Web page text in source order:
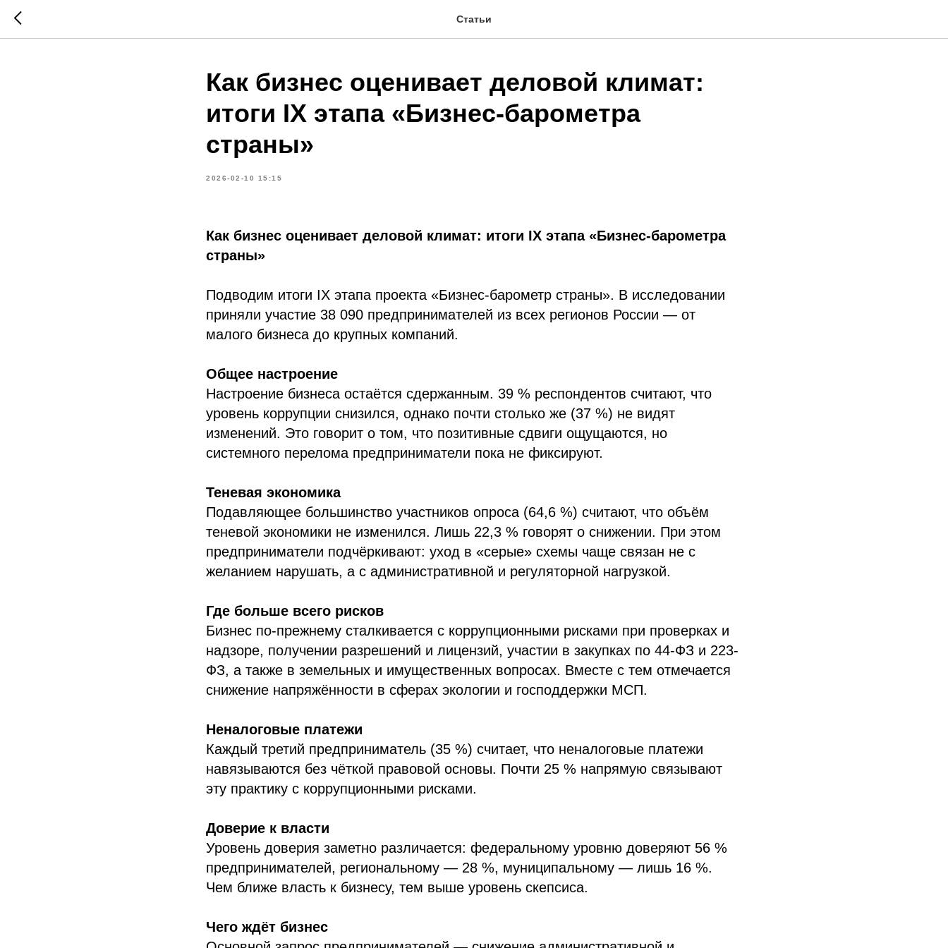
Статьи
Как бизнес оценивает деловой климат:
итоги IX этапа «Бизнес-барометра
страны»
2026-02-10 15:15
Как бизнес оценивает деловой климат: итоги IX этапа «Бизнес-барометра
страны»
Подводим итоги IX этапа проекта «Бизнес-барометр страны». В исследовании
приняли участие 38 090 предпринимателей из всех регионов России — от
малого бизнеса до крупных компаний.
Общее настроение
Настроение бизнеса остаётся сдержанным. 39 % респондентов считают, что
уровень коррупции снизился, однако почти столько же (37 %) не видят
изменений. Это говорит о том, что позитивные сдвиги ощущаются, но
системного перелома предприниматели пока не фиксируют.
Теневая экономика
Подавляющее большинство участников опроса (64,6 %) считают, что объём
теневой экономики не изменился. Лишь 22,3 % говорят о снижении. При этом
предприниматели подчёркивают: уход в «серые» схемы чаще связан не с
желанием нарушать, а с административной и регуляторной нагрузкой.
Где больше всего рисков
Бизнес по-прежнему сталкивается с коррупционными рисками при проверках и
надзоре, получении разрешений и лицензий, участии в закупках по 44-ФЗ и 223-
ФЗ, а также в земельных и имущественных вопросах. Вместе с тем отмечается
снижение напряжённости в сферах экологии и господдержки МСП.
Неналоговые платежи
Каждый третий предприниматель (35 %) считает, что неналоговые платежи
навязываются без чёткой правовой основы. Почти 25 % напрямую связывают
эту практику с коррупционными рисками.
Доверие к власти
Уровень доверия заметно различается: федеральному уровню доверяют 56 %
предпринимателей, региональному — 28 %, муниципальному — лишь 16 %.
Чем ближе власть к бизнесу, тем выше уровень скепсиса.
Чего ждёт бизнес